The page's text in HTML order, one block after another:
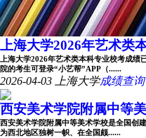
上海大学2026年艺术类
上海大学2026年艺术类本科专业校考成
院的考生可登录“小艺帮”APP（......
2026-04-03 上海大学成绩查询
西安美术学院附属中等
西安美术学院附属中等美术学校是全国创
为西北地区独树一帜、在全国颇......